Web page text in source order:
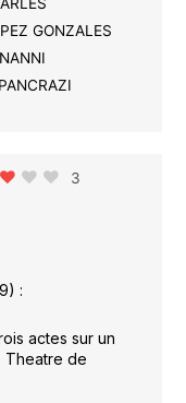
GONZALES
3
:
actes sur un
Theatre de